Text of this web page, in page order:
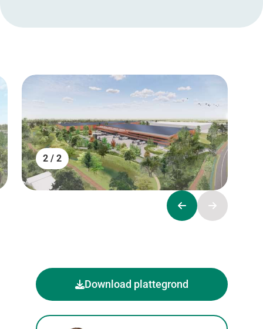
2 / 2
Download plattegrond